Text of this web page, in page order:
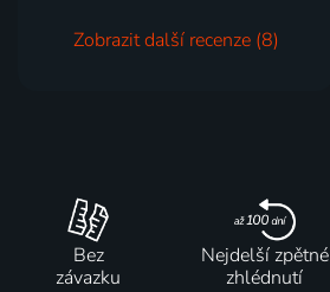
Zobrazit další recenze (8)
Bez
závazku
Nejdelší zpětné
zhlédnutí